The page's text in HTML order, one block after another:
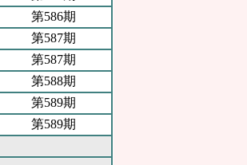
第586期
第587期
第587期
第588期
第589期
第589期